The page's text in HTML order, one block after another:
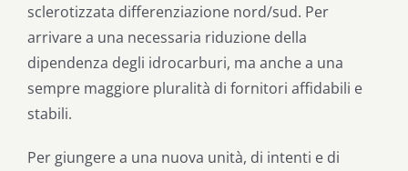
sclerotizzata differenziazione nord/sud. Per
arrivare a una necessaria riduzione della
dipendenza degli idrocarburi, ma anche a una
sempre maggiore pluralità di fornitori affidabili e
stabili.
Per giungere a una nuova unità, di intenti e di